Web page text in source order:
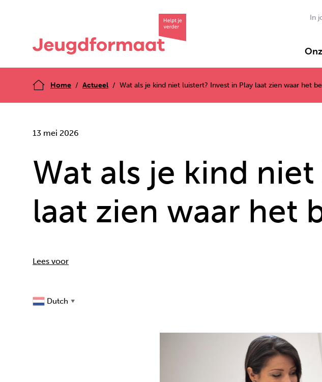
Home Actueel Wat als je kind niet luistert? Invest in Play laat zien waar het
13 mei 2026
Wat als je kind
laat zien waar het
Lees voor
Dutch ▼
In